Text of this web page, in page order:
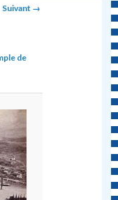
Suivant →
de